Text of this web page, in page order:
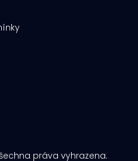
práva vyhrazena.